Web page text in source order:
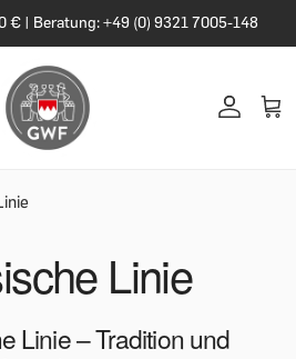
€ | Beratung: +49 (0) 9321 7005-148
Linie
Linie – Tradition und